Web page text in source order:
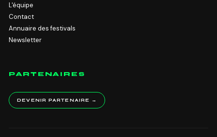
L'équipe
Contact
Annuaire des festivals
Newsletter
PARTENAIRES
DEVENIR PARTENAIRE →